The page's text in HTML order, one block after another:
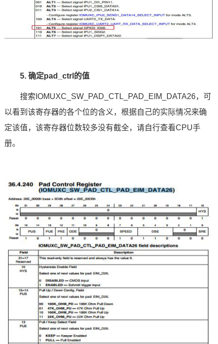
5. 确定pad_ctrl的值
搜索IOMUXC_SW_PAD_CTL_PAD_EIM_DATA26，可
以看到该寄存器的各个位的含义，根据自己的实际情况来确
定该值，该寄存器位数较多没有截全，请自行查看CPU手
册。